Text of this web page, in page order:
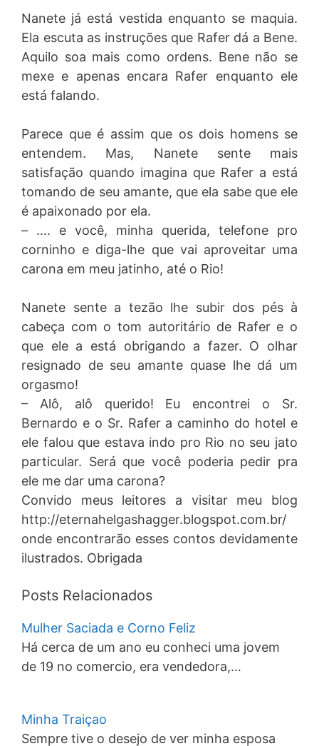
Nanete já está vestida enquanto se maquia.
Ela escuta as instruções que Rafer dá a Bene.
Aquilo soa mais como ordens. Bene não se
mexe e apenas encara Rafer enquanto ele
está falando.
Parece que é assim que os dois homens se
entendem. Mas, Nanete sente mais
satisfação quando imagina que Rafer a está
tomando de seu amante, que ela sabe que ele
é apaixonado por ela.
– …. e você, minha querida, telefone pro
corninho e diga-lhe que vai aproveitar uma
carona em meu jatinho, até o Rio!
Nanete sente a tezão lhe subir dos pés à
cabeça com o tom autoritário de Rafer e o
que ele a está obrigando a fazer. O olhar
resignado de seu amante quase lhe dá um
orgasmo!
– Alô, alô querido! Eu encontrei o Sr.
Bernardo e o Sr. Rafer a caminho do hotel e
ele falou que estava indo pro Rio no seu jato
particular. Será que você poderia pedir pra
ele me dar uma carona?
Convido meus leitores a visitar meu blog
http://eternahelgashagger.blogspot.com.br/
onde encontrarão esses contos devidamente
ilustrados. Obrigada
Posts Relacionados
Mulher Saciada e Corno Feliz
Há cerca de um ano eu conheci uma jovem
de 19 no comercio, era vendedora,…
Minha Traiçao
Sempre tive o desejo de ver minha esposa